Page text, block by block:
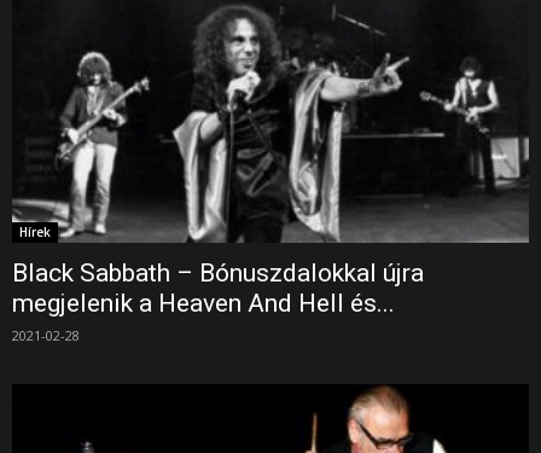
Hírek
Black Sabbath – Bónuszdalokkal újra
megjelenik a Heaven And Hell és...
2021-02-28